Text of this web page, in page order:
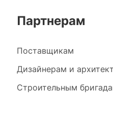
Партнерам
Поставщикам
Дизайнерам и
Строительным